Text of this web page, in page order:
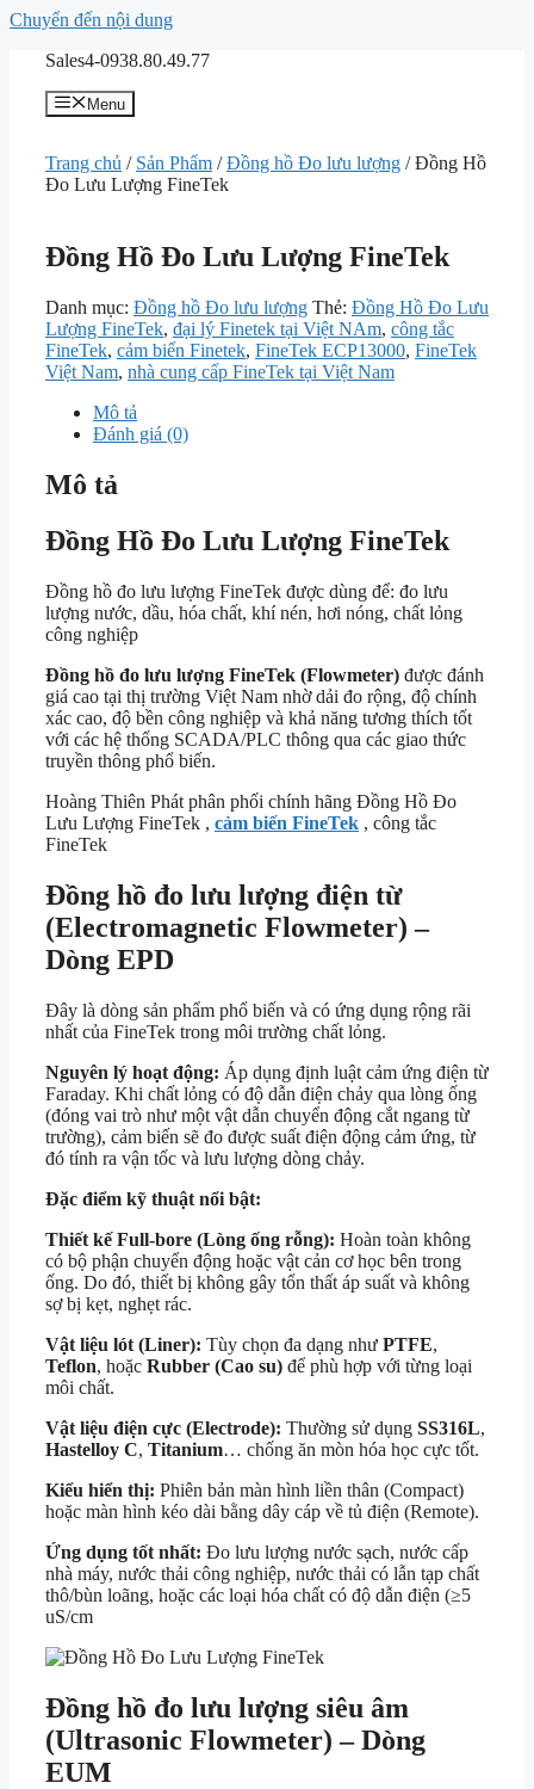
Chuyển đến nội dung
Sales4-0938.80.49.77
Menu
Trang chủ / Sản Phẩm /Đồng hồ Đo lưu lượng / Đồng Hồ
Đo Lưu Lượng FineTek
Đồng Hồ Đo Lưu Lượng FineTek
Danh mục: Đồng hồ Đo lưu lượng Thẻ: Đồng Hồ Đo Lưu
Lượng FineTek, đại lý Finetek tại Việt NAm, công tắc
FineTek, cảm biến Finetek, FineTek ECP13000, FineTek
Việt Nam, nhà cung cấp FineTek tại Việt Nam
Mô tả
Đánh giá (0)
Mô tả
Đồng Hồ Đo Lưu Lượng FineTek
Đồng hồ đo lưu lượng FineTek được dùng để: đo lưu
lượng nước, dầu, hóa chất, khí nén, hơi nóng, chất lỏng
công nghiệp
Đồng hồ đo lưu lượng FineTek (Flowmeter) được đánh
giá cao tại thị trường Việt Nam nhờ dải đo rộng, độ chính
xác cao, độ bền công nghiệp và khả năng tương thích tốt
với các hệ thống SCADA/PLC thông qua các giao thức
truyền thông phổ biến.
Hoàng Thiên Phát phân phối chính hãng Đồng Hồ Đo
Lưu Lượng FineTek , cảm biến FineTek , công tắc
FineTek
Đồng hồ đo lưu lượng điện từ
(Electromagnetic Flowmeter) –
Dòng EPD
Đây là dòng sản phẩm phổ biến và có ứng dụng rộng rãi
nhất của FineTek trong môi trường chất lỏng.
Nguyên lý hoạt động: Áp dụng định luật cảm ứng điện từ
Faraday. Khi chất lỏng có độ dẫn điện chảy qua lòng ống
(đóng vai trò như một vật dẫn chuyển động cắt ngang từ
trường), cảm biến sẽ đo được suất điện động cảm ứng, từ
đó tính ra vận tốc và lưu lượng dòng chảy.
Đặc điểm kỹ thuật nổi bật:
Thiết kế Full-bore (Lòng ống rỗng): Hoàn toàn không
có bộ phận chuyển động hoặc vật cản cơ học bên trong
ống. Do đó, thiết bị không gây tổn thất áp suất và không
sợ bị kẹt, nghẹt rác.
Vật liệu lót (Liner): Tùy chọn đa dạng như PTFE,
Teflon, hoặc Rubber (Cao su) để phù hợp với từng loại
môi chất.
Vật liệu điện cực (Electrode): Thường sử dụng SS316L,
Hastelloy C, Titanium… chống ăn mòn hóa học cực tốt.
Kiểu hiển thị: Phiên bản màn hình liền thân (Compact)
hoặc màn hình kéo dài bằng dây cáp về tủ điện (Remote).
Ứng dụng tốt nhất: Đo lưu lượng nước sạch, nước cấp
nhà máy, nước thải công nghiệp, nước thải có lẫn tạp chất
thô/bùn loãng, hoặc các loại hóa chất có độ dẫn điện (≥5
uS/cm
Đồng hồ đo lưu lượng siêu âm
(Ultrasonic Flowmeter) – Dòng
EUM